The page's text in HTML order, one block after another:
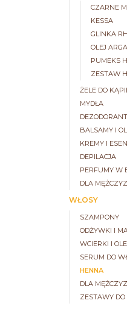
CZARNE
KESSA
GLINKA
OLEJ
PUMEKS
ZESTAW
ŻELE DO
MYDŁA
BALSAMY I
KREMY I
DEPILACJA
PERFUMY W
DLA
WŁOSY
SZAMPONY
ODŻYWKI I
WCIERKI I
SERUM DO
HENNA
DLA
ZESTAWY